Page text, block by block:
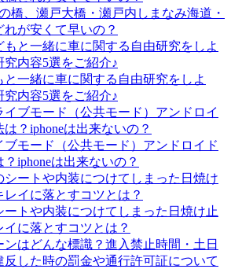
橋、瀬戸大橋・瀬戸内しまなみ海道・
が安くて早いの？
と一緒に車に関する自由研究をしよ
究内容5選をご紹介♪
ブモード（公共モード）アンドロイド
iphoneは出来ないの？
ートや内装につけてしまった日焼け止
に落とすコツとは？